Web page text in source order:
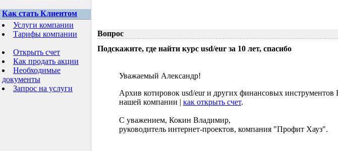
Как стать Клиентом
Услуги компании
Тарифы компании
Открыть счет
Как продать акции
Необходимые
документы
Запрос на услуги
Вопрос
Подскажите, где найти курс usd/eur за 10 лет, спасибо
Уважаемый Александр!
Архив котировок usd/eur и других финансовых
нашей компании | как открыть счет.
С уважением, Кокин Владимир,
руководитель интернет-проектов, компания "Профит Хауз".